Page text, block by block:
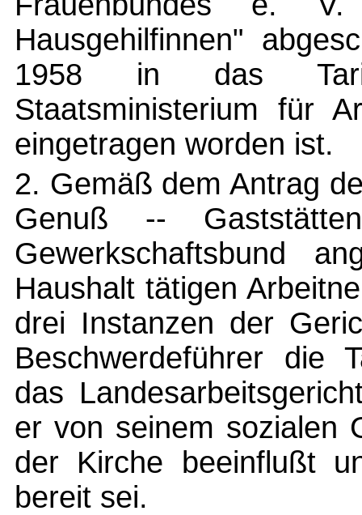
Hausgehilfinnen"
1958 in das
Staatsministerium für
eingetragen worden ist.
2. Gemäß dem Antrag
Genuß --
Gewerkschaftsbund
Haushalt tätigen
drei Instanzen der
Beschwerdeführer die
das
er von seinem sozialen
der Kirche beeinflußt
bereit sei.